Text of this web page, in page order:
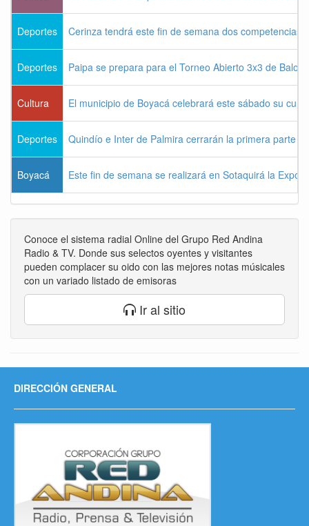
Deportes Cerinza tendrá este fin de semana dos competencias
Deportes Paipa se prepara para el Torneo Abierto 3x3 de
Cultura El municipio de Boyacá celebrará este sábado su
Deportes Quindío e Inter de Palmira cerrarán la primera parte
Boyacá Este fin de semana se realizará en Sotaquirá la
Conoce el sistema radial Online del Grupo Red Andina
Radio & TV. Donde sus selectos oyentes y visitantes
pueden complacer su oido con las mejores notas músicales
con un variado listado de emisoras
Ir al sitio
DIRECCIÓN GENERAL